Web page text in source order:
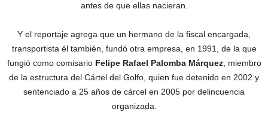
antes de que ellas nacieran.
Y el reportaje agrega que un hermano de la fiscal encargada,
transportista él también, fundó otra empresa, en 1991, de la que
fungió como comisario Felipe Rafael Palomba Márquez, miembro
de la estructura del Cártel del Golfo, quien fue detenido en 2002 y
sentenciado a 25 años de cárcel en 2005 por delincuencia
organizada.